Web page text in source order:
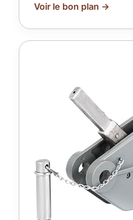
Voir le bon plan →